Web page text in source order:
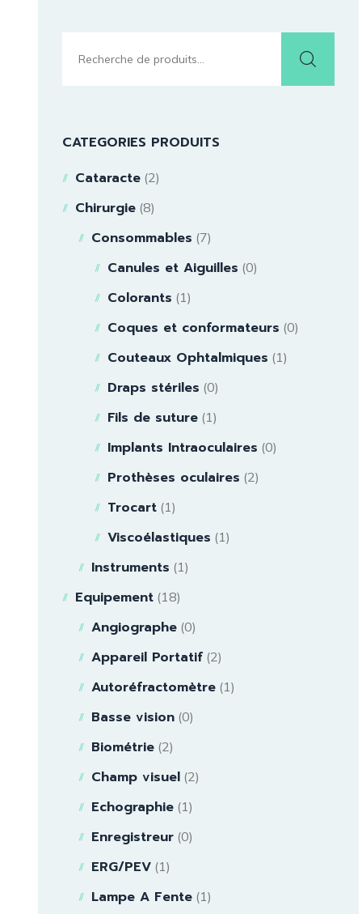
CATEGORIES PRODUITS
Cataracte (2)
Chirurgie (8)
Consommables (7)
Canules et Aiguilles (0)
Colorants (1)
Coques et conformateurs (0)
Couteaux Ophtalmiques (1)
Draps stériles (0)
Fils de suture (1)
Implants Intraoculaires (0)
Prothèses oculaires (2)
Trocart (1)
Viscoélastiques (1)
Instruments (1)
Equipement (18)
Angiographe (0)
Appareil Portatif (2)
Autoréfractomètre (1)
Basse vision (0)
Biométrie (2)
Champ visuel (2)
Echographie (1)
Enregistreur (0)
ERG/PEV (1)
Lampe A Fente (1)